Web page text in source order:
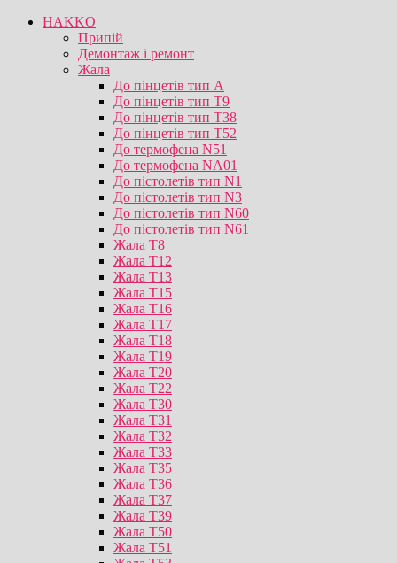
HAKKO
Припій
Демонтаж і ремонт
Жала
До пінцетів тип А
До пінцетів тип T9
До пінцетів тип T38
До пінцетів тип T52
До термофена N51
До термофена NA01
До пістолетів тип N1
До пістолетів тип N3
До пістолетів тип N60
До пістолетів тип N61
Жала T8
Жала T12
Жала T13
Жала T15
Жала T16
Жала T17
Жала T18
Жала T19
Жала T20
Жала T22
Жала T30
Жала T31
Жала T32
Жала T33
Жала T35
Жала T36
Жала T37
Жала T39
Жала T50
Жала T51